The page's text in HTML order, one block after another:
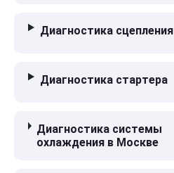
Диагностика сцепления
Диагностика стартера
Диагностика системы
охлаждения в Москве